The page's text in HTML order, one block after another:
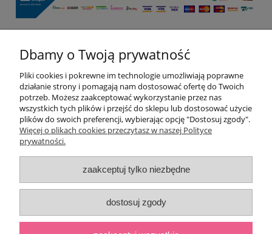
Pomoc
Moje konto
Płatności i dostawa
O nas
pokaż pełną wersję strony
Dbamy o Twoją prywatność
Pliki cookies i pokrewne im technologie umożliwiają poprawne
działanie strony i pomagają nam dostosować ofertę do Twoich
potrzeb. Możesz zaakceptować wykorzystanie przez nas
wszystkich tych plików i przejść do sklepu lub dostosować użycie
plików do swoich preferencji, wybierając opcję "Dostosuj zgody".
Więcej o plikach cookies przeczytasz w naszej Polityce
prywatności.
zaakceptuj tylko niezbędne
dostosuj zgody